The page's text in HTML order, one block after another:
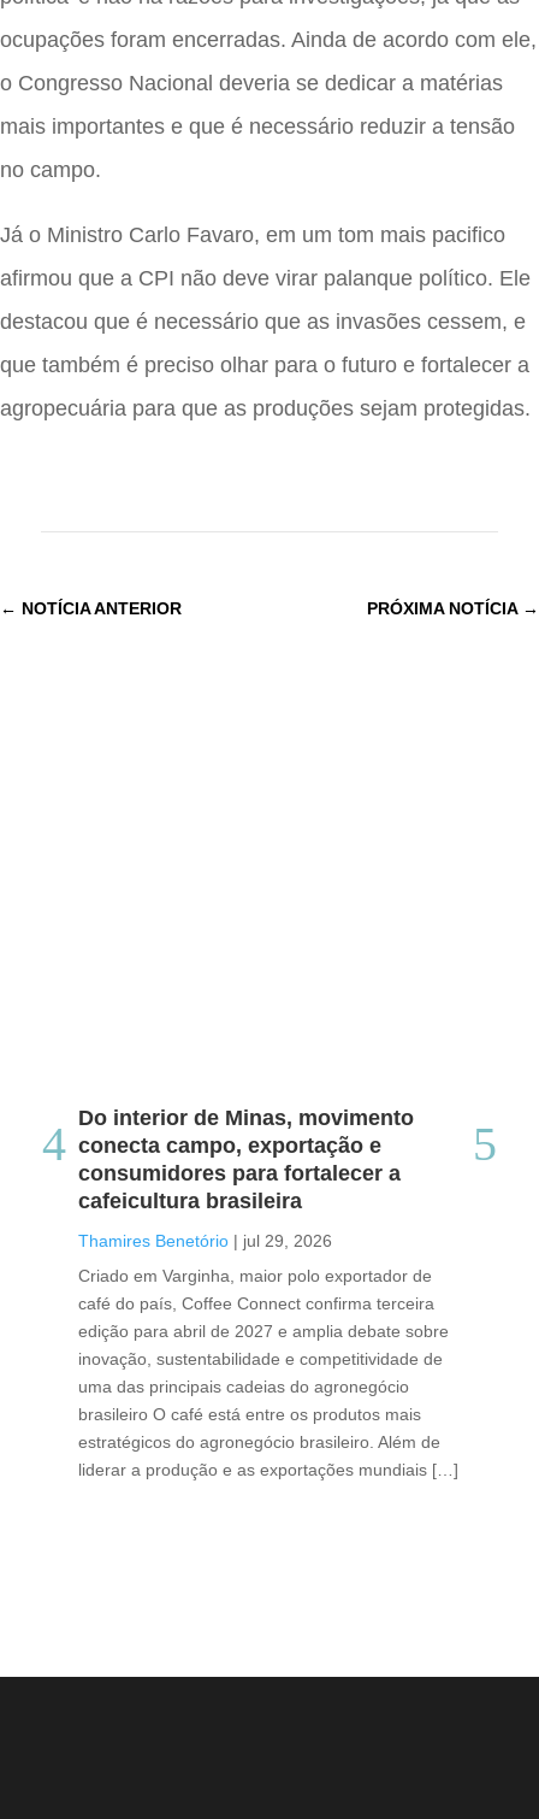
ocupações foram encerradas. Ainda de acordo com ele,
o Congresso Nacional deveria se dedicar a matérias
mais importantes e que é necessário reduzir a tensão
no campo.
Já o Ministro Carlo Favaro, em um tom mais pacifico
afirmou que a CPI não deve virar palanque político. Ele
destacou que é necessário que as invasões cessem, e
que também é preciso olhar para o futuro e fortalecer a
agropecuária para que as produções sejam protegidas.
← NOTÍCIA ANTERIOR PRÓXIMA NOTÍCIA→
Do interior de Minas, movimento
conecta campo, exportação e
consumidores para fortalecer a
cafeicultura brasileira
Thamires Benetório | jul 29, 2026
Criado em Varginha, maior polo exportador de
café do país, Coffee Connect confirma terceira
edição para abril de 2027 e amplia debate sobre
inovação, sustentabilidade e competitividade de
uma das principais cadeias do agronegócio
brasileiro O café está entre os produtos mais
estratégicos do agronegócio brasileiro. Além de
liderar a produção e as exportações mundiais […]